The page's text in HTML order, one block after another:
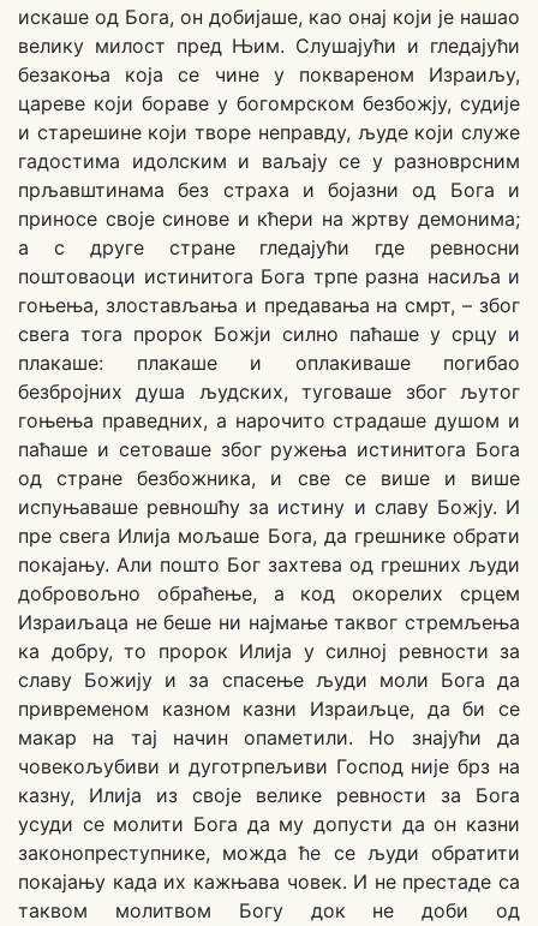
искаше од Бога, он добијаше, као онај који је нашао
велику милост пред Њим. Слушајући и гледајући
безакоња која се чине у поквареном Израиљу,
цареве који бораве у богомрском безбожју, судије
и старешине који творе неправду, људе који служе
гадостима идолским и ваљају се у разноврсним
прљавштинама без страха и бојазни од Бога и
приносе своје синове и кћери на жртву демонима;
а с друге стране гледајући где ревносни
поштоваоци истинитога Бога трпе разна насиља и
гоњења, злостављања и предавања на смрт, – због
свега тога пророк Божји силно паћаше у срцу и
плакаше: плакаше и оплакиваше погибао
безбројних душа људских, туговаше због љутог
гоњења праведних, а нарочито страдаше душом и
паћаше и сетоваше због ружења истинитога Бога
од стране безбожника, и све се више и више
испуњаваше ревношћу за истину и славу Божју. И
пре свега Илија мољаше Бога, да грешнике обрати
покајању. Али пошто Бог захтева од грешних људи
добровољно обраћење, а код окорелих срцем
Израиљаца не беше ни најмање таквог стремљења
ка добру, то пророк Илија у силној ревности за
славу Божију и за спасење људи моли Бога да
привременом казном казни Израиљце, да би се
макар на тај начин опаметили. Но знајући да
човекољубиви и дуготрпељиви Господ није брз на
казну, Илија из своје велике ревности за Бога
усуди се молити Бога да му допусти да он казни
законопреступнике, можда ће се људи обратити
покајању када их кажњава човек. И не престаде са
таквом молитвом Богу док не доби од